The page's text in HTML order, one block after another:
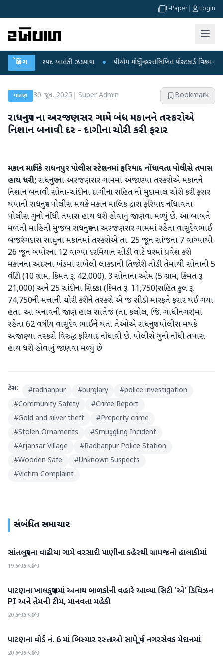
E-Paper Login
બ્રેકિંગ
5 શંકાસ્પદ આતંકી ઝડપાયા ● પીએમ મોદીનું હસ્તલિખિત પોસ્ટકાર્ડ વિક્રમ-1
પાટણ 30 જૂન, 2025 Super Admin Bookmark
રાધનપુર ના અરજણસર ગામે બંધ મકાનને તસ્કરોએ
નિશાન બનાવી દર - દાગીના ચોરી કરી ફરાર
મકાન માલિકે રાધનપુર પોલીસ સ્ટેશનમાં ફરિયાદ નોંધાવતા પોલીસે તપાસ
હાથ ધરી;રાધનપુરના અરજણસર ગામમાં અજાણ્યા તસ્કરોએ મકાનને
નિશાન બનાવી સોના-ચાંદીના દાગીના સહિત નો મુદામાલ ચોરી કરી ફરાર
થયાની રાધનપુર પોલીસ મથકે મકાન માલિક દ્રારા ફરિયાદ નોંધાવતા
પોલીસ ગુનો નોંધી તપાસ હાથ ધરી હોવાનું જાણવા મળ્યું છે. આ બાબતે
મળતી માહિતી મુજબ રાધનપુરના અરજણસર ગામમાં રહેતા વાસુદેવભાઈ
બજરંગદાસ સાધુના મકાનમાં તસ્કરોએ તા. 25 જૂન સાંજના 7 વાગ્યાથી
26 જૂન બપોરના 12 વાગ્યા દરમિયાન સીડી વાટે ઘરમાં પ્રવેશ કરી
મકાનના અંદરના ખંડમાં રાખેલી લાકડાની તિજોરી તોડી તેમાંથી સોનાની 5
વીંટી (10 ગ્રામ, કિંમત રૂ. 42,000), 3 સોનાના ઓમ (5 ગ્રામ, કિંમત રૂ.
21,000) અને 25 ચાંદીના સિક્કા (કિંમત રૂ. 11,750)સહિત કુલ રૂ.
74,750ની મત્તાની ચોરી કરીને તસ્કરો એ જ સીડી મારફતે ફરાર થઈ ગયા
હતા. આ બનાવની જાણ હાલ સાતેજ (તા. કલોલ, જિ. ગાંધીનગર)માં
રહેતા 62 વર્ષીય વાસુદેવ ભાઈને થતાં તેઓએ રાધનપુર પોલીસ મથકે
અજાણ્યા તસ્કરો વિરુદ્ધ ફરિયાદ નોંધાવી છે. પોલીસે ગુનો નોંધી તપાસ
હાથ ધરી હોવાનું જાણવા મળ્યું છે.
ટેગ્સ: #radhanpur #burglary #police investigation
#Community Safety #Crime Report
#Gold and silver theft #Property crime
#Stolen Ornaments #Smuggling Incident
#Arjansar Village #Radhanpur Police Station
#Wooden Safe #Unknown Suspects
#Victim Complaint
સંબંધિત સમાચાર
પાટણ
સાંતલપુરના વાઢીયા ગામે વરસાદી પાણીના કહેરથી ગ્રામજનો હાલાકીમાં
19 કલાક પહેલા
પાટણ
પાટણના ખાલકપુરામાં અનાથ બાળકોની વહારે આવ્યા સિટી 'એ' ડિવિઝન
PI અને તેમની ટીમ, માનવતા મહેકી
20 કલાક પહેલા
પાટણ
પાટણના વોર્ડ નં. 6 માં બિસ્માર રસ્તાઓ સામે પૂર્વ નગરસેવક મેદાનમાં
20 કલાક પહેલા